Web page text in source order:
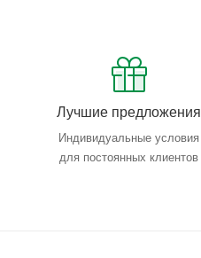
Лучшие предложения
Индивидуальные условия
для постоянных клиентов